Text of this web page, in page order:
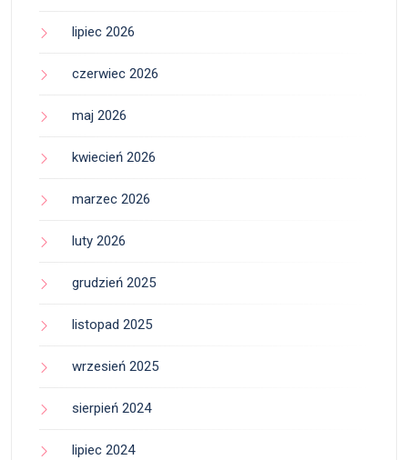
lipiec 2026
czerwiec 2026
maj 2026
kwiecień 2026
marzec 2026
luty 2026
grudzień 2025
listopad 2025
wrzesień 2025
sierpień 2024
lipiec 2024